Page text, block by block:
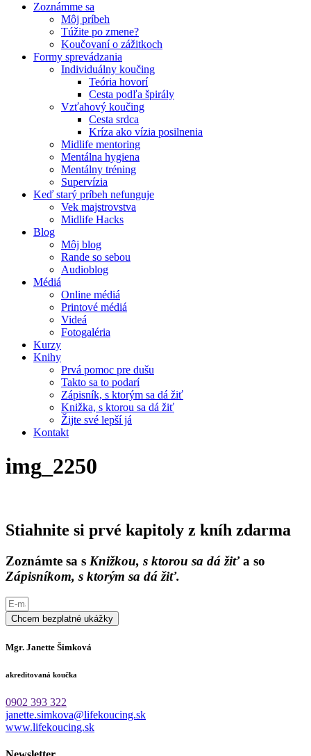
Zoznámme sa
Môj príbeh
Túžite po zmene?
Koučovaní o zážitkoch
Formy sprevádzania
Individuálny koučing
Teória hovorí
Cesta podľa špirály
Vzťahový koučing
Cesta srdca
Kríza ako vízia posilnenia
Midlife mentoring
Mentálna hygiena
Mentálny tréning
Supervízia
Keď starý príbeh nefunguje
Vek majstrovstva
Midlife Hacks
Blog
Môj blog
Rande so sebou
Audioblog
Médiá
Online médiá
Printové médiá
Videá
Fotogaléria
Kurzy
Knihy
Prvá pomoc pre dušu
Takto sa to podarí
Zápisník, s ktorým sa dá žiť
Knižka, s ktorou sa dá žiť
Žijte své lepší já
Kontakt
img_2250
Stiahnite si prvé kapitoly z kníh zdarma
Zoznámte sa s Knižkou, s ktorou sa dá žiťa so
Zápisníkom, s ktorým sa dá žiť.
Chcem bezplatné ukážky
Mgr. Janette Šimková
akreditovaná koučka
0902 393 322
janette.simkova@lifekoucing.sk
www.lifekoucing.sk